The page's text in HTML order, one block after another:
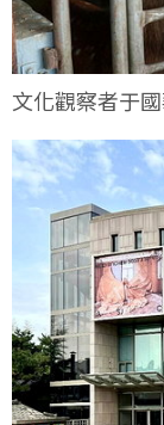
文化觀察者于